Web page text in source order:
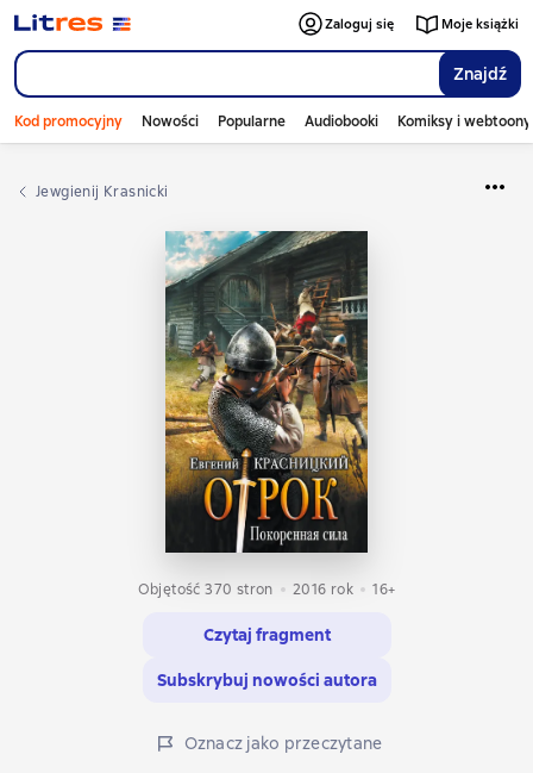
Znajdź
Zaloguj się Moje książki
Kod promocyjny Nowości Popularne Audiobooki Komiksy i webtoony
Jewgienij Krasnicki
Objętość 370 stron 2016 rok 16+
Czytaj fragment
Subskrybuj nowości autora
Oznacz jako przeczytane